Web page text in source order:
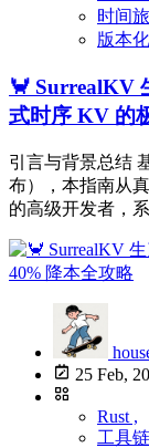
时间
版本化
🦀 SurrealKV
式时序 KV 的
引言与背景总结
布），本指南从
的高级开发者，
25 Feb,
Rust ,
工具